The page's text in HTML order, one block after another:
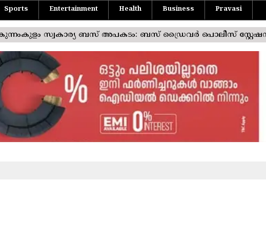
Sports Entertainment Health Business Pravasi